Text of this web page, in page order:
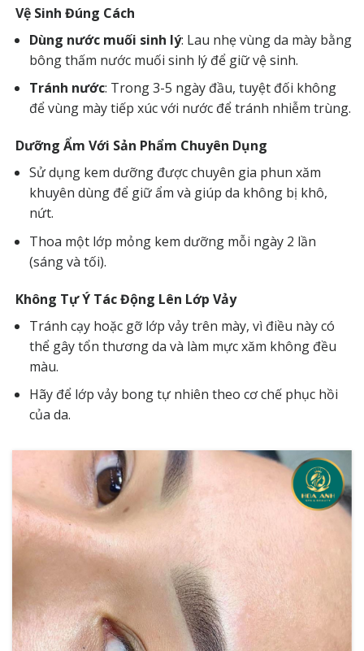
Vệ Sinh Đúng Cách
Dùng nước muối sinh lý: Lau nhẹ vùng da mày bằng
bông thấm nước muối sinh lý để giữ vệ sinh.
Tránh nước: Trong 3-5 ngày đầu, tuyệt đối không
để vùng mày tiếp xúc với nước để tránh nhiễm trùng.
Dưỡng Ẩm Với Sản Phẩm Chuyên Dụng
Sử dụng kem dưỡng được chuyên gia phun xăm
khuyên dùng để giữ ẩm và giúp da không bị khô,
nứt.
Thoa một lớp mỏng kem dưỡng mỗi ngày 2 lần
(sáng và tối).
Không Tự Ý Tác Động Lên Lớp Vảy
Tránh cạy hoặc gỡ lớp vảy trên mày, vì điều này có
thể gây tổn thương da và làm mực xăm không đều
màu.
Hãy để lớp vảy bong tự nhiên theo cơ chế phục hồi
của da.